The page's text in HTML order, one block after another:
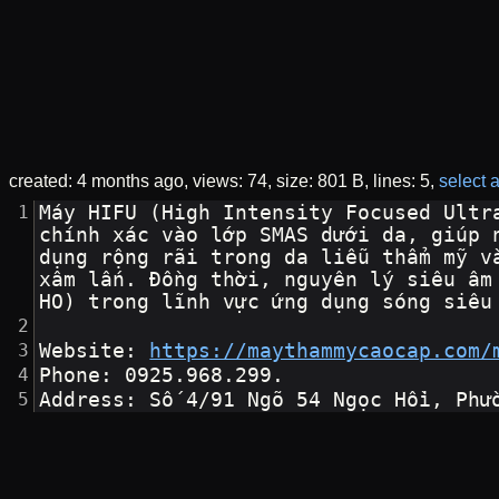
created: 4 months ago views: 74 size: 801 B lines: 5 select
Máy HIFU (High Intensity Focused
chính xác vào lớp SMAS dưới da, giúp
dụng rộng rãi trong da liễu thẩm mỹ
xâm lấn. Đồng thời, nguyên lý siêu
HO) trong lĩnh vực ứng dụng sóng siêu
Website:
https://
Phone: 0925.968.299.
Address: Số 4/91 Ngõ 54 Ngọc Hồi,